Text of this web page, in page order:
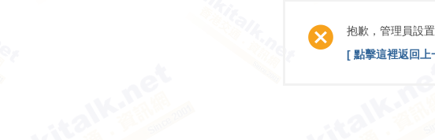
抱歉，管理員設
[ 點擊這裡返回上